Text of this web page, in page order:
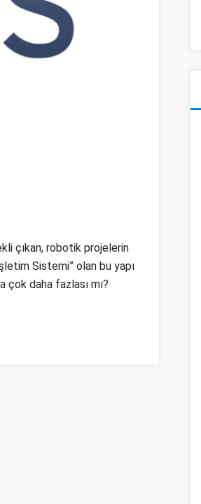
çıkan, robotik projelerin
Sistemi” olan bu yapı
daha fazlası mı?